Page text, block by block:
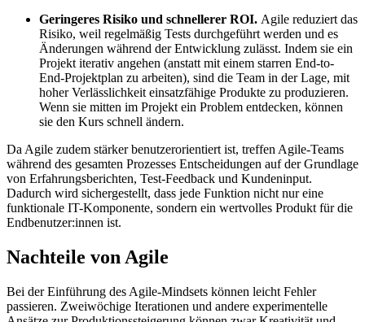
Geringeres Risiko und schnellerer ROI. Agile reduziert das
Risiko, weil regelmäßig Tests durchgeführt werden und es
Änderungen während der Entwicklung zulässt. Indem sie ein
Projekt iterativ angehen (anstatt mit einem starren End-to-
End-Projektplan zu arbeiten), sind die Team in der Lage, mit
hoher Verlässlichkeit einsatzfähige Produkte zu produzieren.
Wenn sie mitten im Projekt ein Problem entdecken, können
sie den Kurs schnell ändern.
Da Agile zudem stärker benutzerorientiert ist, treffen Agile-Teams
während des gesamten Prozesses Entscheidungen auf der Grundlage
von Erfahrungsberichten, Test-Feedback und Kundeninput.
Dadurch wird sichergestellt, dass jede Funktion nicht nur eine
funktionale IT-Komponente, sondern ein wertvolles Produkt für die
Endbenutzer:innen ist.
Nachteile von Agile
Bei der Einführung des Agile-Mindsets können leicht Fehler
passieren. Zweiwöchige Iterationen und andere experimentelle